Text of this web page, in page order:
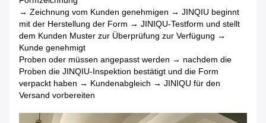
→ Zeichnung vom Kunden genehmigen → JINQIU beginnt
mit der Herstellung der Form → JINIQU-Testform und stellt
dem Kunden Muster zur Überprüfung zur Verfügung →
Kunde genehmigt
Proben oder müssen angepasst werden → nachdem die
Proben die JINQIU-Inspektion bestätigt und die Form
verpackt haben → Kundenabgleich → JINIQU für den
Versand vorbereiten